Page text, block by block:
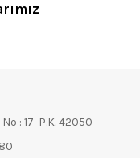
: 17 P.K. 42050